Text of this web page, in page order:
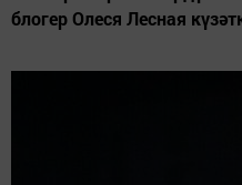
блогер Олеся Лесная